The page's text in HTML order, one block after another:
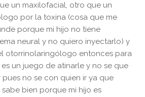
un maxilofacial, otro que un
por la toxina (cosa que me
porque mi hijo no tiene
neural y no quiero inyectarlo) y
otorrinolaringólogo entonces para
es un juego de atinarle y no se que
pues no se con quien ir ya que
sabe bien porque mi hijo es